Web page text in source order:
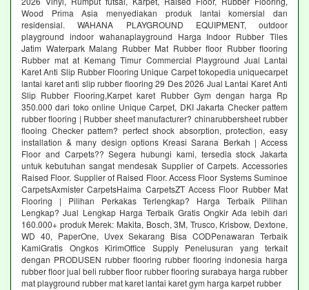
Wood Prima Asia menyediakan produk lantai komersial dan
residensial. WAHANA PLAYGROUND EQUIPMENT, outdoor
playground indoor wahanaplayground Harga Indoor Rubber Tiles
Jatim Waterpark Malang Rubber Mat Rubber floor Rubber flooring
Rubber mat at Kemang Timur Commercial Playground Jual Lantai
Karet Anti Slip Rubber Flooring Unique Carpet tokopedia uniquecarpet
lantai karet anti slip rubber flooring 29 Des 2026 Jual Lantai Karet Anti
Slip Rubber Flooring,Karpet karet Rubber Gym dengan harga Rp
350.000 dari toko online Unique Carpet, DKI Jakarta Checker pattem
rubber flooring | Rubber sheet manufacturer? chinarubbersheet rubber
flooing Checker pattem? perfect shock absorption, protection, easy
installation & many design options Kreasi Sarana Berkah | Access
Floor and Carpets?? Segera hubungi kami, tersedia stock Jakarta
untuk kebutuhan sangat mendesak Supplier of Carpets. Accessories
Raised Floor. Supplier of Raised Floor. Access Floor Systems Suminoe
CarpetsAxmister CarpetsHaima CarpetsZT Access Floor Rubber Mat
Flooring | Pilihan Perkakas Terlengkap? Harga Terbaik Pilihan
Lengkap? Jual Lengkap Harga Terbaik Gratis Ongkir Ada lebih dari
160.000+ produk Merek: Makita, Bosch, 3M, Trusco, Krisbow, Dextone,
WD 40, PaperOne, Uvex Sekarang Bisa CODPenawaran Terbaik
KamiGratis Ongkos KirimOffice Supply Penelusuran yang terkait
dengan PRODUSEN rubber flooring rubber flooring indonesia harga
rubber floor jual beli rubber floor rubber flooring surabaya harga rubber
mat playground rubber mat karet lantai karet gym harga karpet rubber